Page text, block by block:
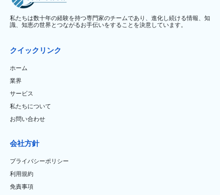
私たちは数十年の経験を持つ専門家のチームであり、進化し続ける情報、知
識、知恵の世界とつながるお手伝いをすることを決意しています。
クイックリンク
ホーム
業界
サービス
私たちについて
お問い合わせ
会社方針
プライバシーポリシー
利用規約
免責事項